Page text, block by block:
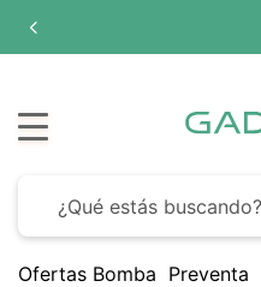
Ofertas Bomba Preventa